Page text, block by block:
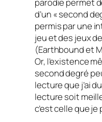
d’un « second
permis par une
jeu et des jeux
(Earthboundet
Or, l’existence
second degré
lecture que j’ai
lecture soit
c’est celle que